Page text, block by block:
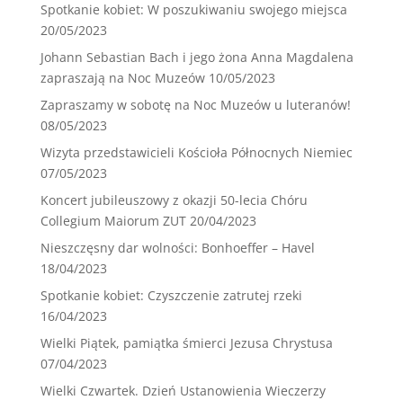
Spotkanie kobiet: W poszukiwaniu swojego miejsca
20/05/2023
Johann Sebastian Bach i jego żona Anna Magdalena
zapraszają na Noc Muzeów 10/05/2023
Zapraszamy w sobotę na Noc Muzeów u luteranów!
08/05/2023
Wizyta przedstawicieli Kościoła Północnych Niemiec
07/05/2023
Koncert jubileuszowy z okazji 50-lecia Chóru
Collegium Maiorum ZUT 20/04/2023
Nieszczęsny dar wolności: Bonhoeffer – Havel
18/04/2023
Spotkanie kobiet: Czyszczenie zatrutej rzeki
16/04/2023
Wielki Piątek, pamiątka śmierci Jezusa Chrystusa
07/04/2023
Wielki Czwartek. Dzień Ustanowienia Wieczerzy